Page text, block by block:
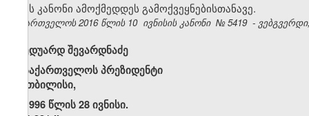
ეს კანონი ამოქმედდეს გამოქვეყნებისთანავე.
საქართველოს 2016 წლის 10 ივნისის კანონი № 5419 -
ედუარდ შევარდნაძე
საქართველოსპრეზიდენტი
თბილისი,
1996 წლის 28 ივნისი.